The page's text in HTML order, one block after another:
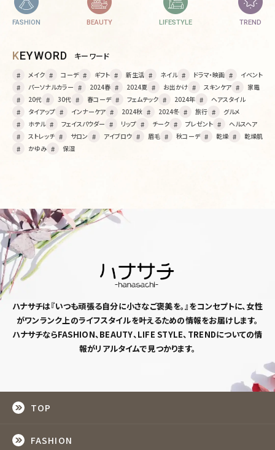
FASHION BEAUTY LIFESTYLE TREND
KEYWORD キーワード
メイク コーデ ギフト 新生活 ネイル ドラマ・映画
イベント
パーソナルカラー
2024春 2024夏 お出かけ スキンケア
家電
20代
30代 春コーデ フェムテック 2024年
ヘアスタイル
タイアップ
インナーケア 2024秋 2024冬 旅行
グルメ
ホテル
フェイスパウダー リップ チーク プレゼント
ヘルスヘア
ストレッチ
サロン アイブロウ 眉毛 秋コーデ 乾燥
乾燥肌
かゆみ
保湿
ハナサチは『いつも頑張る自分に小さなご褒美を。』をコンセプトに、女性
がワンランク上のライフスタイルを叶えるための情報をお届けします。
ハナサチならFASHION、BEAUTY、LIFE STYLE、TRENDについての情
報がリアルタイムで見つかります。
TOP
FASHION